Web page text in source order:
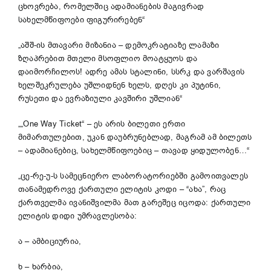
ცხოვრება, რომელშიც ადამიანების მაგივრად
სახელმწიფოები ფიგურირებენ“
„აშშ-ის მთავარი მიზანია – დემოკრატიაზე ლამაზი
ზღაპრებით მთელი მსოფლიო მოატყუოს და
დაიმორჩილოს! ადრე ამას სტალინი, სსრკ და ვარშავის
ხელშეკრულება უშლიდნენ ხელს, დღეს კი პუტინი,
რუსეთი და ევრაზიული კავშირი უშლიან“
„„One Way Ticket“ – ეს არის ბილეთი ერთი
მიმართულებით, უკან დაუბრუნებლად, მაგრამ ამ ბილეთს
– ადამიანებიც, სახელმწიფოებიც – თავად ყიდულობენ…“
„ცე-რე-უ-ს სამეცნიერო ლაბორატორიებში გამოითვალეს
თანამედროვე ქართული ელიტის კოდი – “ახა”, რაც
ქართველმა ივანიშვილმა მათ გარეშეც იცოდა: ქართული
ელიტის დიდი უმრავლესობა:
ა – ამბიციურია,
ხ – ხარბია,